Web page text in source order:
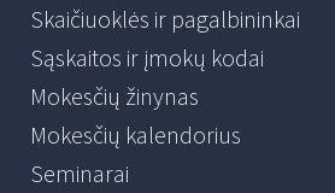
Skaičiuoklės ir pagalbininkai
Sąskaitos ir įmokų kodai
Mokesčių žinynas
Mokesčių kalendorius
Seminarai